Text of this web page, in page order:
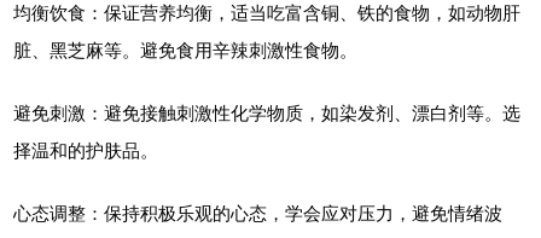
均衡饮食：保证营养均衡，适当吃富含铜、铁的食物，如动物肝
脏、黑芝麻等。避免食用辛辣刺激性食物。
避免刺激：避免接触刺激性化学物质，如染发剂、漂白剂等。选
择温和的护肤品。
心态调整：保持积极乐观的心态，学会应对压力，避免情绪波